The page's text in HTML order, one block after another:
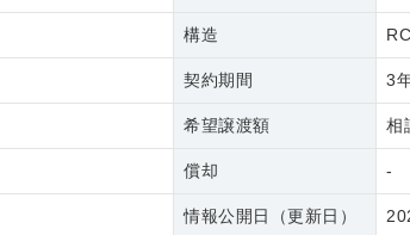
構造
契約期間 3
希望譲渡額 相
償却 -
情報公開日（更新日）